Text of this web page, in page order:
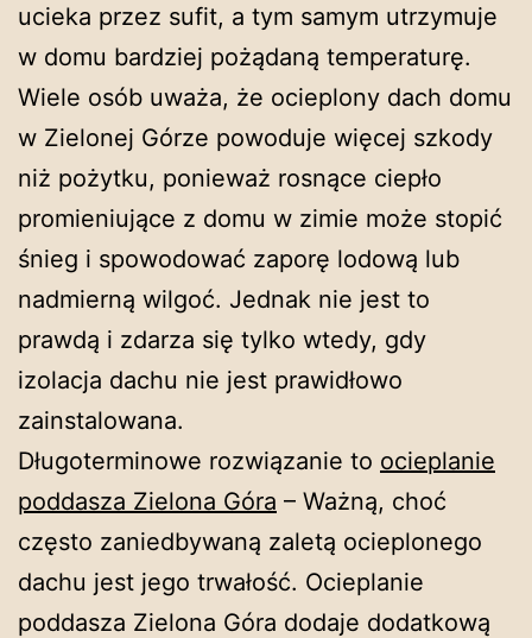
ucieka przez sufit, a tym samym utrzymuje
w domu bardziej pożądaną temperaturę.
Wiele osób uważa, że ocieplony dach domu
w Zielonej Górze powoduje więcej szkody
niż pożytku, ponieważ rosnące ciepło
promieniujące z domu w zimie może stopić
śnieg i spowodować zaporę lodową lub
nadmierną wilgoć. Jednak nie jest to
prawdą i zdarza się tylko wtedy, gdy
izolacja dachu nie jest prawidłowo
zainstalowana.
Długoterminowe rozwiązanie to ocieplanie
poddasza Zielona Góra – Ważną, choć
często zaniedbywaną zaletą ocieplonego
dachu jest jego trwałość. Ocieplanie
poddasza Zielona Góra dodaje dodatkową